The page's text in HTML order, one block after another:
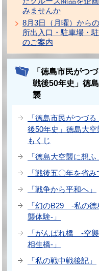
みませんか
8月3日（月曜）から
所出入口・駐車場・
のご案内
「徳島市民がつ
戦後50年史」徳
襲
「徳島市民がつづ
後50年史」徳島大
もくじ
「徳島大空襲に想ふ
「戦後五〇年を省み
「戦争から平和へ」
「幻のB29 -私の徳
襲体験-」
「がんばれ橋 -空
相生橋-」
「私の戦中戦後記」